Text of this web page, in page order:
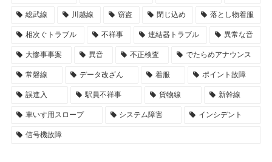
総武線 川越線 窃盗 閉じ込め 落とし物着服
相次ぐトラブル 不祥事 連結器トラブル 異常な音
大惨事事案 異音 不正検査 でたらめアナウンス
常磐線 データ改ざん 着服 ポイント故障
誤進入 駅員不祥事 貨物線 新幹線
車いす用スロープ システム障害 インシデント
信号機故障